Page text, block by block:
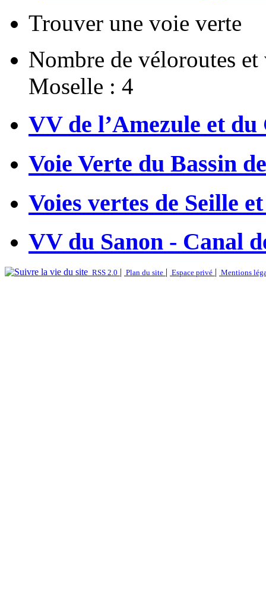
Trouver une voie verte
Nombre de véloroutes
Moselle : 4
VV de l’Amezule et
Voie Verte du Bassin
Voies vertes de Seille
VV du Sanon - Canal
RSS 2.0 | Plan du site | Espace privé | Mentions